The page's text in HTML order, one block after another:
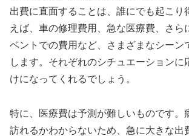
出費に直面することは、誰にでも起こり
えば、車の修理費用、急な医療費、さら
ベントでの費用など、さまざまなシーン
します。それぞれのシチュエーションに
けになってくれるでしょう。
特に、医療費は予測が難しいものです。
訪れるかわからないため、急に大きな出